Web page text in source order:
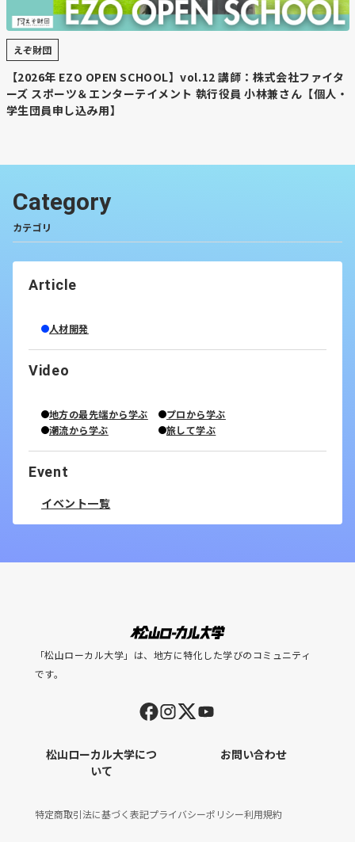
・各地の注目施設とキャンペーン情報
3位の「温泉バルコニー King&Queen」（埼玉）は、富士
山溶岩ロウリュなどエンタメ性の高いサウナで注目を集め
たほか、千葉の「SATOYAMA TERRACE」、福岡の
「SAUNA SAKURADO」など全国にわたり個性的な施設が
ランクイン。特別賞には世界初の“膜製サウナ”を採用した
ハットが当たる「#わたしのサウナシュラン2025」キャン
【コメント】
毎年、話題になるサウナシュランですが北海道の「だいい
きな宿で今年も昨年も確かその前の年も泊まらせていただ
きました。昔からフクロウが来る宿として有名でしたが、
ちゃパワーアップしてすごい宿になりました。超絶おすす
めです！
https://yoroushi.jp/
Log into Facebook
https://www.facebook.com/groups/262901218134796/
秘密基地」のスレッドでコメントをお願いします！団員の
👇富山浩樹のプロフィールはこちら
https://note.com/tomiyama_hiroki/n/n12dbe768b946
えぞ財団
【2026年 EZO OPEN SCHOOL】vol.12 講師：株式会社ファイタ
ーズ スポーツ＆エンターテイメント 執行役員 小林兼さん【個人・
学生団員申し込み用】
Category
カテゴリ
Article
人材開発
Video
地方の最先端から学ぶ
プロから学ぶ
潮流から学ぶ
旅して学ぶ
Event
イベント一覧
「松山ローカル大学」は、地方に特化した学びのコミュニティ
です。
松山ローカル大学につ
いて
お問い合わせ
特定商取引法に基づく表記プライバシーポリシー利用規約